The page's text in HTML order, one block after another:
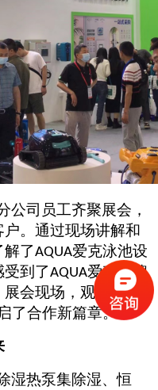
公司员工齐聚展会 ，
。通过现场讲解和
了AQUA爱克泳池设
到了AQUA爱克品牌
会现场，观众与采
了合作新篇章。
湿热泵集除湿、恒